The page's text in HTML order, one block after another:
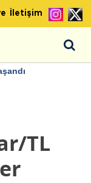
İletişim
TL